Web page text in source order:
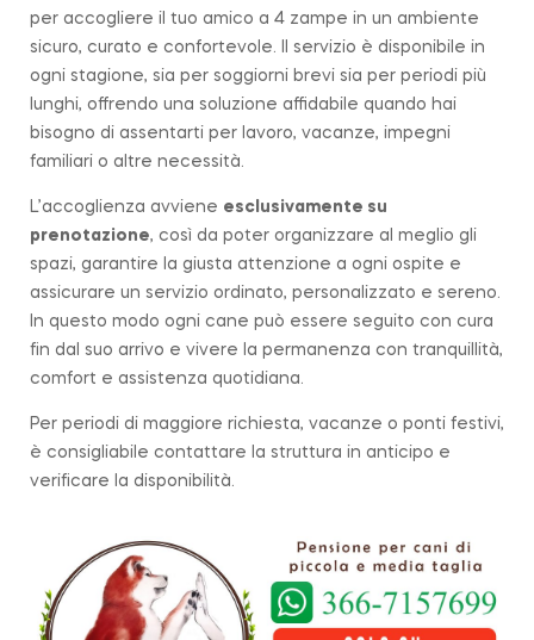
per accogliere il tuo amico a 4 zampe in un ambiente
sicuro, curato e confortevole. Il servizio è disponibile in
ogni stagione, sia per soggiorni brevi sia per periodi più
lunghi, offrendo una soluzione affidabile quando hai
bisogno di assentarti per lavoro, vacanze, impegni
familiari o altre necessità.
L’accoglienza avviene esclusivamente su
prenotazione, così da poter organizzare al meglio gli
spazi, garantire la giusta attenzione a ogni ospite e
assicurare un servizio ordinato, personalizzato e sereno.
In questo modo ogni cane può essere seguito con cura
fin dal suo arrivo e vivere la permanenza con tranquillità,
comfort e assistenza quotidiana.
Per periodi di maggiore richiesta, vacanze o ponti festivi,
è consigliabile contattare la struttura in anticipo e
verificare la disponibilità.